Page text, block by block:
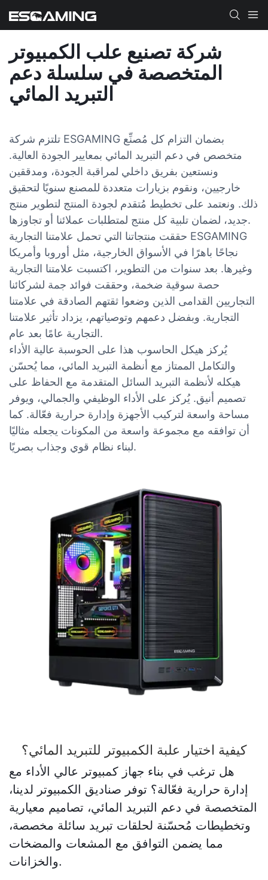
شركة تصنيع علب الكمبيوتر
المتخصصة في سلسلة دعم
التبريد المائي
تلتزم شركة ESGAMING بضمان التزام كل مُصنِّع
متخصص في دعم التبريد المائي بمعايير الجودة العالية.
ونستعين بفريق داخلي لمراقبة الجودة، ومدققين
خارجيين، ونقوم بزيارات متعددة للمصنع سنويًا لتحقيق
ذلك. ونعتمد على تخطيط مُتقدم لجودة المنتج لتطوير منتج
جديد، لضمان تلبية كل منتج لمتطلبات عملائنا أو تجاوزها.
حققت منتجاتنا التي تحمل علامتنا التجارية ESGAMING
نجاحًا باهرًا في الأسواق الخارجية، مثل أوروبا وأمريكا
وغيرها. بعد سنوات من التطوير، اكتسبت علامتنا التجارية
حصة سوقية ضخمة، وحققت فوائد جمة لشركائنا
التجاريين القدامى الذين وضعوا ثقتهم الصادقة في علامتنا
التجارية. وبفضل دعمهم وتوصياتهم، يزداد تأثير علامتنا
التجارية عامًا بعد عام.
يُركز هيكل الحاسوب هذا على الحوسبة عالية الأداء
والتكامل الممتاز مع أنظمة التبريد المائي، مما يُحسّن
هيكله لأنظمة التبريد السائل المتقدمة مع الحفاظ على
تصميم أنيق. يُركز على الأداء الوظيفي والجمالي، ويوفر
مساحة واسعة لتركيب الأجهزة وإدارة حرارية فعّالة. كما
أن توافقه مع مجموعة واسعة من المكونات يجعله مثاليًا
لبناء نظام قوي وجذاب بصريًا.
كيفية اختيار علبة الكمبيوتر للتبريد المائي؟
هل ترغب في بناء جهاز كمبيوتر عالي الأداء مع
إدارة حرارية فعّالة؟ توفر صناديق الكمبيوتر لدينا،
المتخصصة في دعم التبريد المائي، تصاميم معيارية
وتخطيطات مُحسّنة لحلقات تبريد سائلة مخصصة،
مما يضمن التوافق مع المشعات والمضخات
والخزانات.